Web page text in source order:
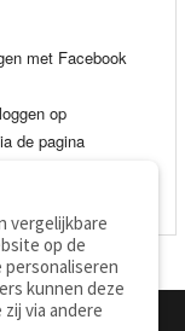
met Facebook
op
de pagina
vergelijkbare
op de
kunnen deze
via andere